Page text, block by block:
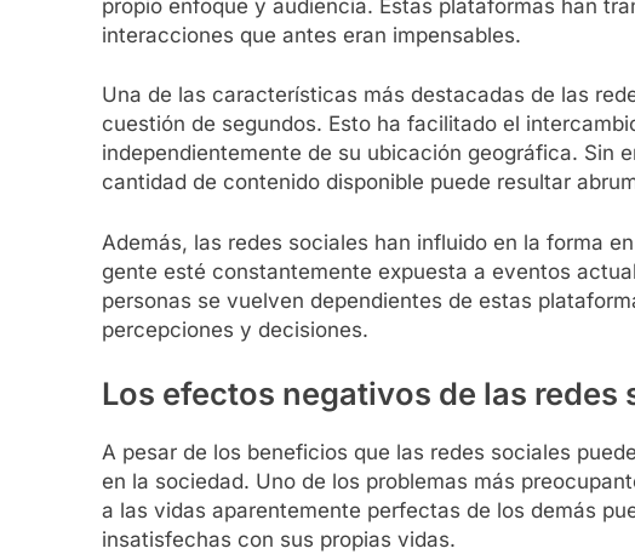
propio enfoque y audiencia. Estas plataformas han
interacciones que antes eran impensables.
Una de las características más destacadas de las
cuestión de segundos. Esto ha facilitado el
independientemente de su ubicación geográfica. Sin
cantidad de contenido disponible puede resultar
Además, las redes sociales han influido en la forma
gente esté constantemente expuesta a eventos
personas se vuelven dependientes de estas
percepciones y decisiones.
Los efectos negativos de las redes
A pesar de los beneficios que las redes sociales
en la sociedad. Uno de los problemas más
a las vidas aparentemente perfectas de los demás
insatisfechas con sus propias vidas.